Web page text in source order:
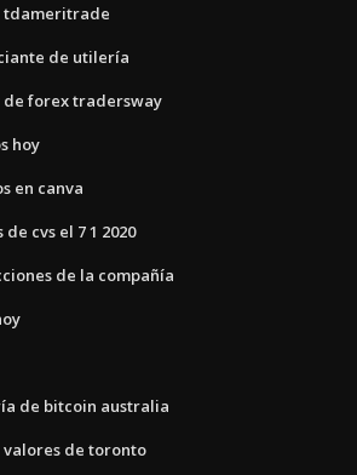
tdameritrade
de utilería
forex tradersway
hoy
en canva
cvs el 7 1 2020
de la compañía
de bitcoin australia
valores de toronto